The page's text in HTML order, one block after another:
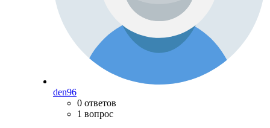
den96
0 ответов
1 вопрос